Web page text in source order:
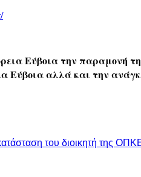
Εύβοια την παραμονή
Εύβοια αλλά και την
του διοικητή της